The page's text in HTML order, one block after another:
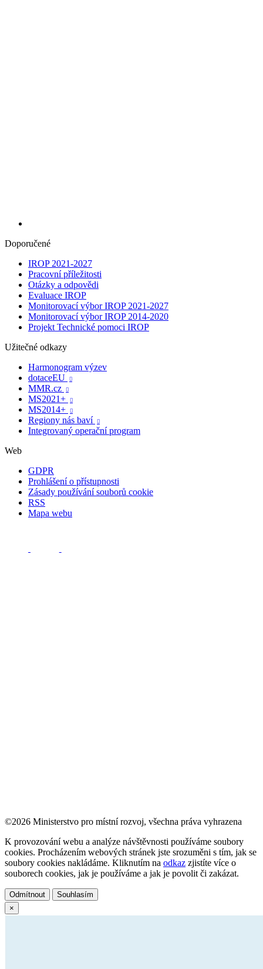
Doporučené
IROP 2021-2027
Pracovní příležitosti
Otázky a odpovědi
Evaluace IROP
Monitorovací výbor IROP 2021-2027
Monitorovací výbor IROP 2014-2020
Projekt Technické pomoci IROP
Užitečné odkazy
Harmonogram výzev
dotaceEU

MMR.cz 
MS2021+ 
MS2014+ 
Regiony nás baví 
Integrovaný operační program
Web
GDPR
Prohlášení o přístupnosti
Zásady používání souborů cookie
RSS
Mapa webu
©2026 Ministerstvo pro místní rozvoj, všechna práva vyhrazena
K provozování webu a analýze návštěvnosti používáme soubory
cookies. Procházením webových stránek jste srozuměni s tím, jak se
soubory cookies nakládáme. Kliknutím na odkaz zjistíte více o
souborech cookies, jak je používáme a jak je povolit či zakázat.
Odmítnout
Souhlasím
×